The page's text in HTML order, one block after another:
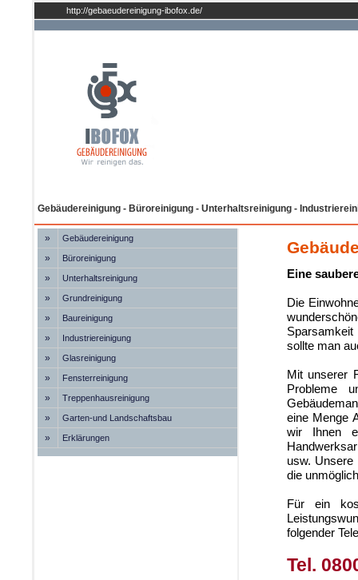
http://gebaeudereinigung-ibofox.de/
Gebäudereinigung - Büroreinigung - Unterhaltsreinigung -
» Gebäudereinigung
» Büroreinigung
» Unterhaltsreinigung
» Grundreinigung
» Baureinigung
» Industriereinigung
» Glasreinigung
» Fensterreinigung
» Treppenhausreinigung
» Garten-und Landschaftsbau
» Erklärungen
Eine
Die
sollte man
Mit unserer
Probleme
eine Menge
wir Ihnen
usw.
die
Für ein
folgender
Tel.